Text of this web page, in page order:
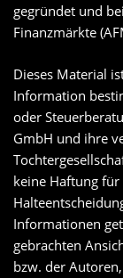
gegründet und
Finanzmärkte
Dieses Material
Information
oder
GmbH und ihre
keine Haftung
Informationen
gebrachten
bzw. der